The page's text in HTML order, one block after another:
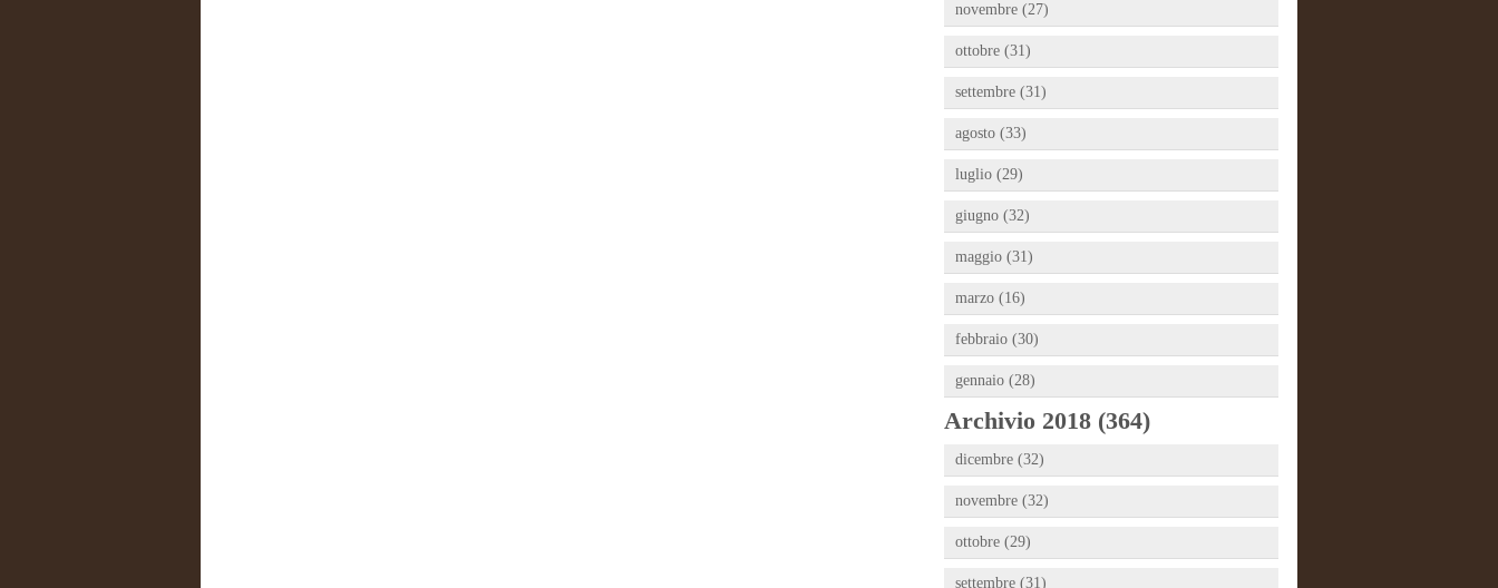
novembre (27)
ottobre (31)
settembre (31)
agosto (33)
luglio (29)
giugno (32)
maggio (31)
marzo (16)
febbraio (30)
gennaio (28)
Archivio 2018 (364)
dicembre (32)
novembre (32)
ottobre (29)
settembre (31)